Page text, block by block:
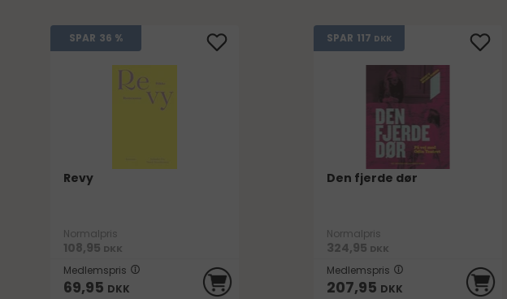
SPAR 36 %
Revy
Normalpris
108,95 DKK
Medlemspris
69,95 DKK
SPAR 117 DKK
Den fjerde dør
Normalpris
324,95 DKK
Medlemspris
207,95 DKK